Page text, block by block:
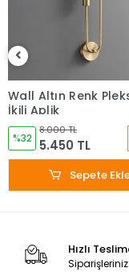
Wall Altın Renk
İkili Aplik
%32
8.000 TL
5.450 TL
Sepete
Hızlı